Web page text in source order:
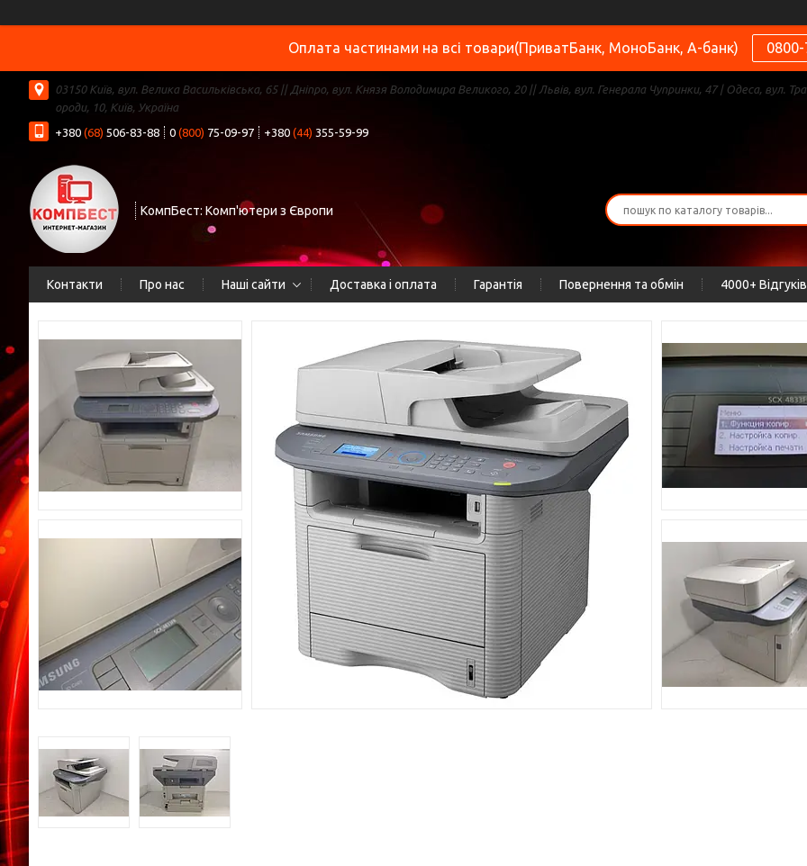
Оплата частинами на всі товари(ПриватБанк, МоноБанк, А-банк) 0800-
03150 Київ, вул. Велика Васильківська, 65 || Дніпро, вул. Князя Володимира Великого, 20 || Львів, вул. Генерала Чупринки, 47 | Одеса, вул.
ороди, 10, Київ, Україна
+380 (68) 506-83-88 0 (800) 75-09-97 +380 (44) 355-59-99
КомпБест: Комп'ютери з Європи
Контакти Про нас Наші сайти Доставка і оплата Гарантія Повернення та обмін 4000+ Відгуків